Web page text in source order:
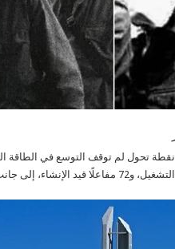
تحول لم توقف التوسع في الطاقة